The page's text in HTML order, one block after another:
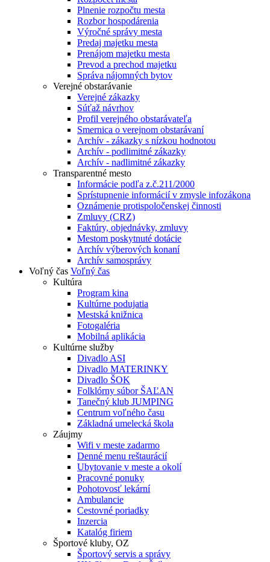
Plnenie rozpočtu mesta
Rozbor hospodárenia
Výročné správy mesta
Predaj majetku mesta
Prenájom majetku mesta
Prevod a prechod majetku
Správa nájomných bytov
Verejné obstarávanie
Verejné zákazky
Súťaž návrhov
Profil verejného obstarávateľa
Smernica o verejnom obstarávaní
Archív - zákazky s nízkou hodnotou
Archív - podlimitné zákazky
Archív - nadlimitné zákazky
Transparentné mesto
Informácie podľa z.č.211/2000
Sprístupnenie informácií v zmysle infozákona
Oznámenie protispoločenskej činnosti
Zmluvy (CRZ)
Faktúry, objednávky, zmluvy
Mestom poskytnuté dotácie
Archív výberových konaní
Archív samosprávy
Voľný čas Voľný čas
Kultúra
Program kina
Kultúrne podujatia
Mestská knižnica
Fotogaléria
Mobilná aplikácia
Kultúrne služby
Divadlo ASI
Divadlo MATERINKY
Divadlo ŠOK
Folklórny súbor ŠAĽAN
Tanečný klub JUMPING
Centrum voľného času
Základná umelecká škola
Záujmy
Wifi v meste zadarmo
Denné menu reštaurácií
Ubytovanie v meste a okolí
Pracovné ponuky
Pohotovosť lekární
Ambulancie
Cestovné poriadky
Inzercia
Katalóg firiem
Športové kluby, OZ
Športový servis a správy